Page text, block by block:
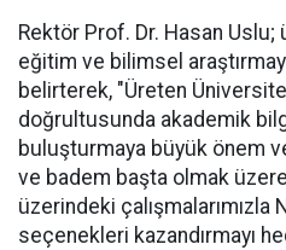
Rektör Prof. Dr. Hasan
eğitim ve bilimsel
belirterek, "Üreten
doğrultusunda akademik
buluşturmaya büyük önem
ve badem başta olmak
üzerindeki çalışmalarımızla
seçenekleri kazandırmayı